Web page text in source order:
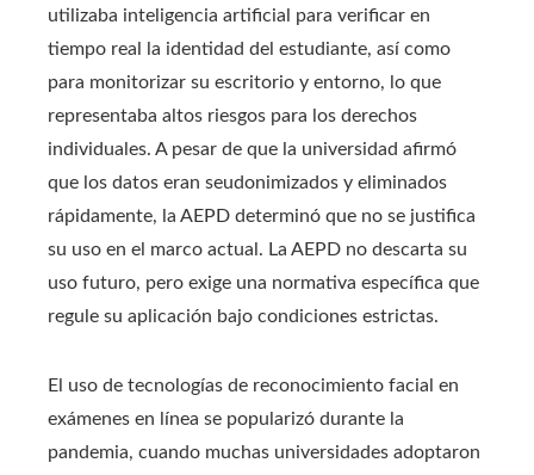
utilizaba inteligencia artificial para verificar en
tiempo real la identidad del estudiante, así como
para monitorizar su escritorio y entorno, lo que
representaba altos riesgos para los derechos
individuales. A pesar de que la universidad afirmó
que los datos eran seudonimizados y eliminados
rápidamente, la AEPD determinó que no se justifica
su uso en el marco actual. La AEPD no descarta su
uso futuro, pero exige una normativa específica que
regule su aplicación bajo condiciones estrictas.
El uso de tecnologías de reconocimiento facial en
exámenes en línea se popularizó durante la
pandemia, cuando muchas universidades adoptaron